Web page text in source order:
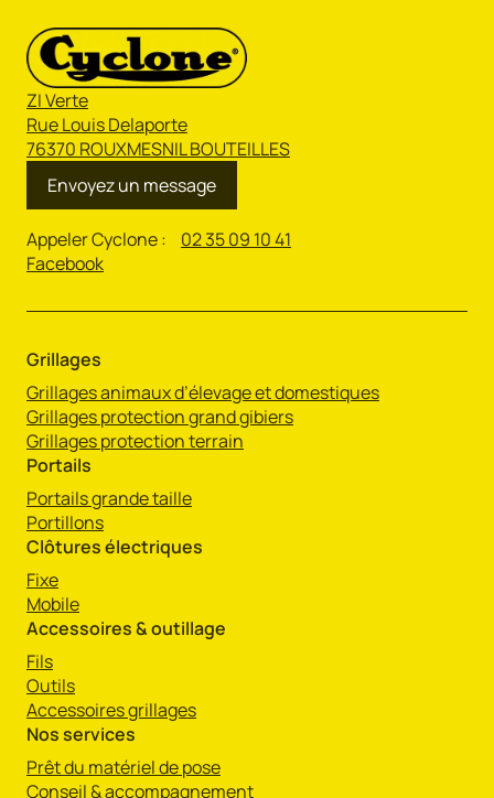
ZI Verte
Rue Louis Delaporte
76370 ROUXMESNIL BOUTEILLES
Envoyez un message
Appeler Cyclone : 02 35 09 10 41
Facebook
Grillages
Grillages animaux d’élevage et domestiques
Grillages protection grand gibiers
Grillages protection terrain
Portails
Portails grande taille
Portillons
Clôtures électriques
Fixe
Mobile
Accessoires & outillage
Fils
Outils
Accessoires grillages
Nos services
Prêt du matériel de pose
Conseil & accompagnement